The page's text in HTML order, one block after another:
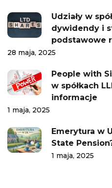
Udziały w
dywidendy i
podstawowe
28 maja, 2025
People with
w spółkach
informacje
1 maja, 2025
Emerytura w
State
1 maja, 2025